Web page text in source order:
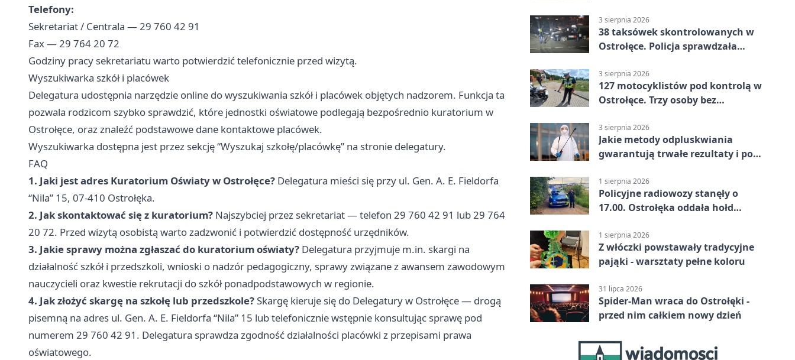
Telefony:
Sekretariat / Centrala — 29 760 42 91
Fax — 29 764 20 72
Godziny pracy sekretariatu warto potwierdzić telefonicznie przed wizytą.
Wyszukiwarka szkół i placówek
Delegatura udostępnia narzędzie online do wyszukiwania szkół i placówek objętych nadzorem. Funkcja ta
pozwala rodzicom szybko sprawdzić, które jednostki oświatowe podlegają bezpośrednio kuratorium w
Ostrołęce, oraz znaleźć podstawowe dane kontaktowe placówek.
Wyszukiwarka dostępna jest przez sekcję “Wyszukaj szkołę/placówkę” na stronie delegatury.
FAQ
1. Jaki jest adres Kuratorium Oświaty w Ostrołęce? Delegatura mieści się przy ul. Gen. A. E. Fieldorfa
“Nila” 15, 07-410 Ostrołęka.
2. Jak skontaktować się z kuratorium? Najszybciej przez sekretariat — telefon 29 760 42 91 lub 29 764
20 72. Przed wizytą osobistą warto zadzwonić i potwierdzić dostępność urzędników.
3. Jakie sprawy można zgłaszać do kuratorium oświaty? Delegatura przyjmuje m.in. skargi na
działalność szkół i przedszkoli, wnioski o nadzór pedagogiczny, sprawy związane z awansem zawodowym
nauczycieli oraz kwestie rekrutacji do szkół ponadpodstawowych w regionie.
4. Jak złożyć skargę na szkołę lub przedszkole?Skargę kieruje się do Delegatury w Ostrołęce — drogą
pisemną na adres ul. Gen. A. E. Fieldorfa “Nila” 15 lub telefonicznie wstępnie konsultując sprawę pod
numerem 29 760 42 91. Delegatura sprawdza zgodność działalności placówki z przepisami prawa
oświatowego.
3 sierpnia 2026
38 taksówek skontrolowanych w
Ostrołęce. Policja sprawdzała
3 sierpnia 2026
127 motocyklistów pod kontrolą w
Ostrołęce. Trzy osoby bez
3 sierpnia 2026
Jakie metody odpluskwiania
gwarantują trwałe rezultaty i po
wykonawcę?
1 sierpnia 2026
Policyjne radiowozy stanęły o
17.00. Ostrołęka oddała hołd
1 sierpnia 2026
Z włóczki powstawały tradycyjne
pająki - warsztaty pełne koloru
31 lipca 2026
Spider-Man wraca do Ostrołęki -
przed nim całkiem nowy dzień